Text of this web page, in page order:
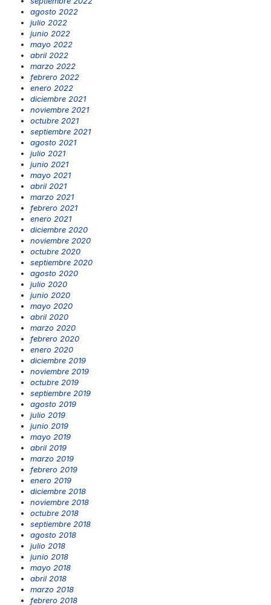
agosto 2022
julio 2022
junio 2022
mayo 2022
abril 2022
marzo 2022
febrero 2022
enero 2022
diciembre 2021
noviembre 2021
octubre 2021
septiembre 2021
agosto 2021
julio 2021
junio 2021
mayo 2021
abril 2021
marzo 2021
febrero 2021
enero 2021
diciembre 2020
noviembre 2020
octubre 2020
septiembre 2020
agosto 2020
julio 2020
junio 2020
mayo 2020
abril 2020
marzo 2020
febrero 2020
enero 2020
diciembre 2019
noviembre 2019
octubre 2019
septiembre 2019
agosto 2019
julio 2019
junio 2019
mayo 2019
abril 2019
marzo 2019
febrero 2019
enero 2019
diciembre 2018
noviembre 2018
octubre 2018
septiembre 2018
agosto 2018
julio 2018
junio 2018
mayo 2018
abril 2018
marzo 2018
febrero 2018